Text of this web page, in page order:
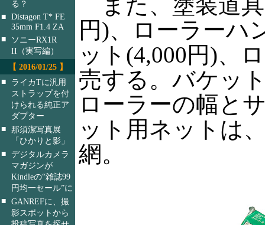
る？
■ Distagon T* FE
35mm F1.4 ZA
■
ソニーRX1R
II（実写編）
【 2016/01/25 】
■
ライカTに汎用
ストラップを付
けられる純正ア
ダプター
■ 那須潔写真展
「ひかりと影」
■ デジタルカメラ
マガジンが
Kindleの“雑誌99
円均一セール”に
■ GANREFに、撮
影スポットから
円)、ローラーハ
ット(4,000円)、
売する。バケッ
ローラーの幅と
ット用ネットは
網。